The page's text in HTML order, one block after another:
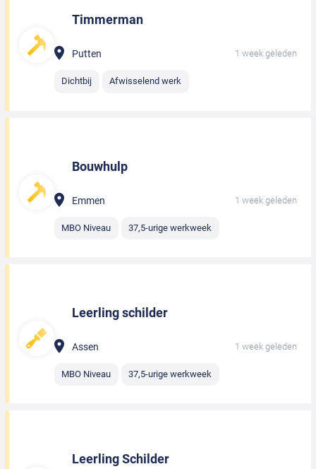
Timmerman
Putten 1 week geleden
Dichtbij Afwisselend werk
Bouwhulp
Emmen 1 week geleden
MBO Niveau 37,5-urige werkweek
Leerling schilder
Assen 1 week geleden
MBO Niveau 37,5-urige werkweek
Leerling Schilder